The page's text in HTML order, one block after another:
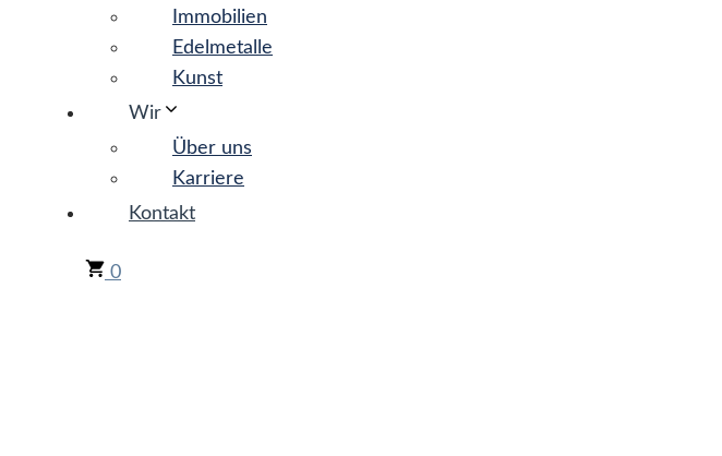
Immobilien
Edelmetalle
Kunst
Wir
Über uns
Karriere
Kontakt
0